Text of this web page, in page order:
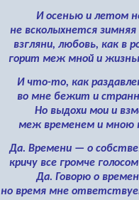
И осенью и летом
не всколыхнется
взгляни, любовь, как в
горит меж мной и
И что-то, как
во мне бежит и
Но выдохи мои и
меж временем и мною
Да. Времени — о
кричу все громче
Да. Говорю о
но время мне